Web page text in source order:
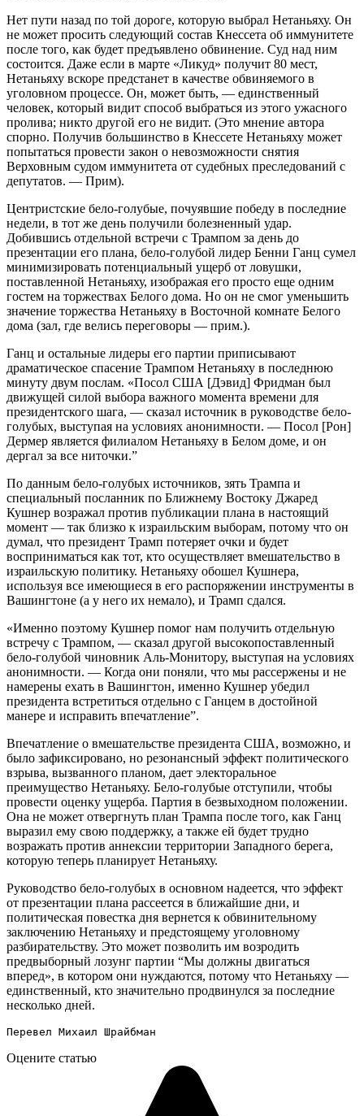
Нет пути назад по той дороге, которую выбрал Нетаньяху. Он
не может просить следующий состав Кнессета об иммунитете
после того, как будет предъявлено обвинение. Суд над ним
состоится. Даже если в марте «Ликуд» получит 80 мест,
Нетаньяху вскоре предстанет в качестве обвиняемого в
уголовном процессе. Он, может быть, — единственный
человек, который видит способ выбраться из этого ужасного
пролива; никто другой его не видит. (Это мнение автора
спорно. Получив большинство в Кнессете Нетаньяху может
попытаться провести закон о невозможности снятия
Верховным судом иммунитета от судебных преследований с
депутатов. — Прим).
Центристские бело-голубые, почуявшие победу в последние
недели, в тот же день получили болезненный удар.
Добившись отдельной встречи с Трампом за день до
презентации его плана, бело-голубой лидер Бенни Ганц сумел
минимизировать потенциальный ущерб от ловушки,
поставленной Нетаньяху, изображая его просто еще одним
гостем на торжествах Белого дома. Но он не смог уменьшить
значение торжества Нетаньяху в Восточной комнате Белого
дома (зал, где велись переговоры — прим.).
Ганц и остальные лидеры его партии приписывают
драматическое спасение Трампом Нетаньяху в последнюю
минуту двум послам. «Посол США [Дэвид] Фридман был
движущей силой выбора важного момента времени для
президентского шага, — сказал источник в руководстве бело-
голубых, выступая на условиях анонимности. — Посол [Рон]
Дермер является филиалом Нетаньяху в Белом доме, и он
дергал за все ниточки.”
По данным бело-голубых источников, зять Трампа и
специальный посланник по Ближнему Востоку Джаред
Кушнер возражал против публикации плана в настоящий
момент — так близко к израильским выборам, потому что он
думал, что президент Трамп потеряет очки и будет
восприниматься как тот, кто осуществляет вмешательство в
израильскую политику. Нетаньяху обошел Кушнера,
используя все имеющиеся в его распоряжении инструменты в
Вашингтоне (а у него их немало), и Трамп сдался.
«Именно поэтому Кушнер помог нам получить отдельную
встречу с Трампом, — сказал другой высокопоставленный
бело-голубой чиновник Аль-Монитору, выступая на условиях
анонимности. — Когда они поняли, что мы рассержены и не
намерены ехать в Вашингтон, именно Кушнер убедил
президента встретиться отдельно с Ганцем в достойной
манере и исправить впечатление”.
Впечатление о вмешательстве президента США, возможно, и
было зафиксировано, но резонансный эффект политического
взрыва, вызванного планом, дает электоральное
преимущество Нетаньяху. Бело-голубые отступили, чтобы
провести оценку ущерба. Партия в безвыходном положении.
Она не может отвергнуть план Трампа после того, как Ганц
выразил ему свою поддержку, а также ей будет трудно
возражать против аннексии территории Западного берега,
которую теперь планирует Нетаньяху.
Руководство бело-голубых в основном надеется, что эффект
от презентации плана рассеется в ближайшие дни, и
политическая повестка дня вернется к обвинительному
заключению Нетаньяху и предстоящему уголовному
разбирательству. Это может позволить им возродить
предвыборный лозунг партии “Мы должны двигаться
вперед», в котором они нуждаются, потому что Нетаньяху —
единственный, кто значительно продвинулся за последние
несколько дней.
Перевел Михаил Шрайбман
Оцените статью